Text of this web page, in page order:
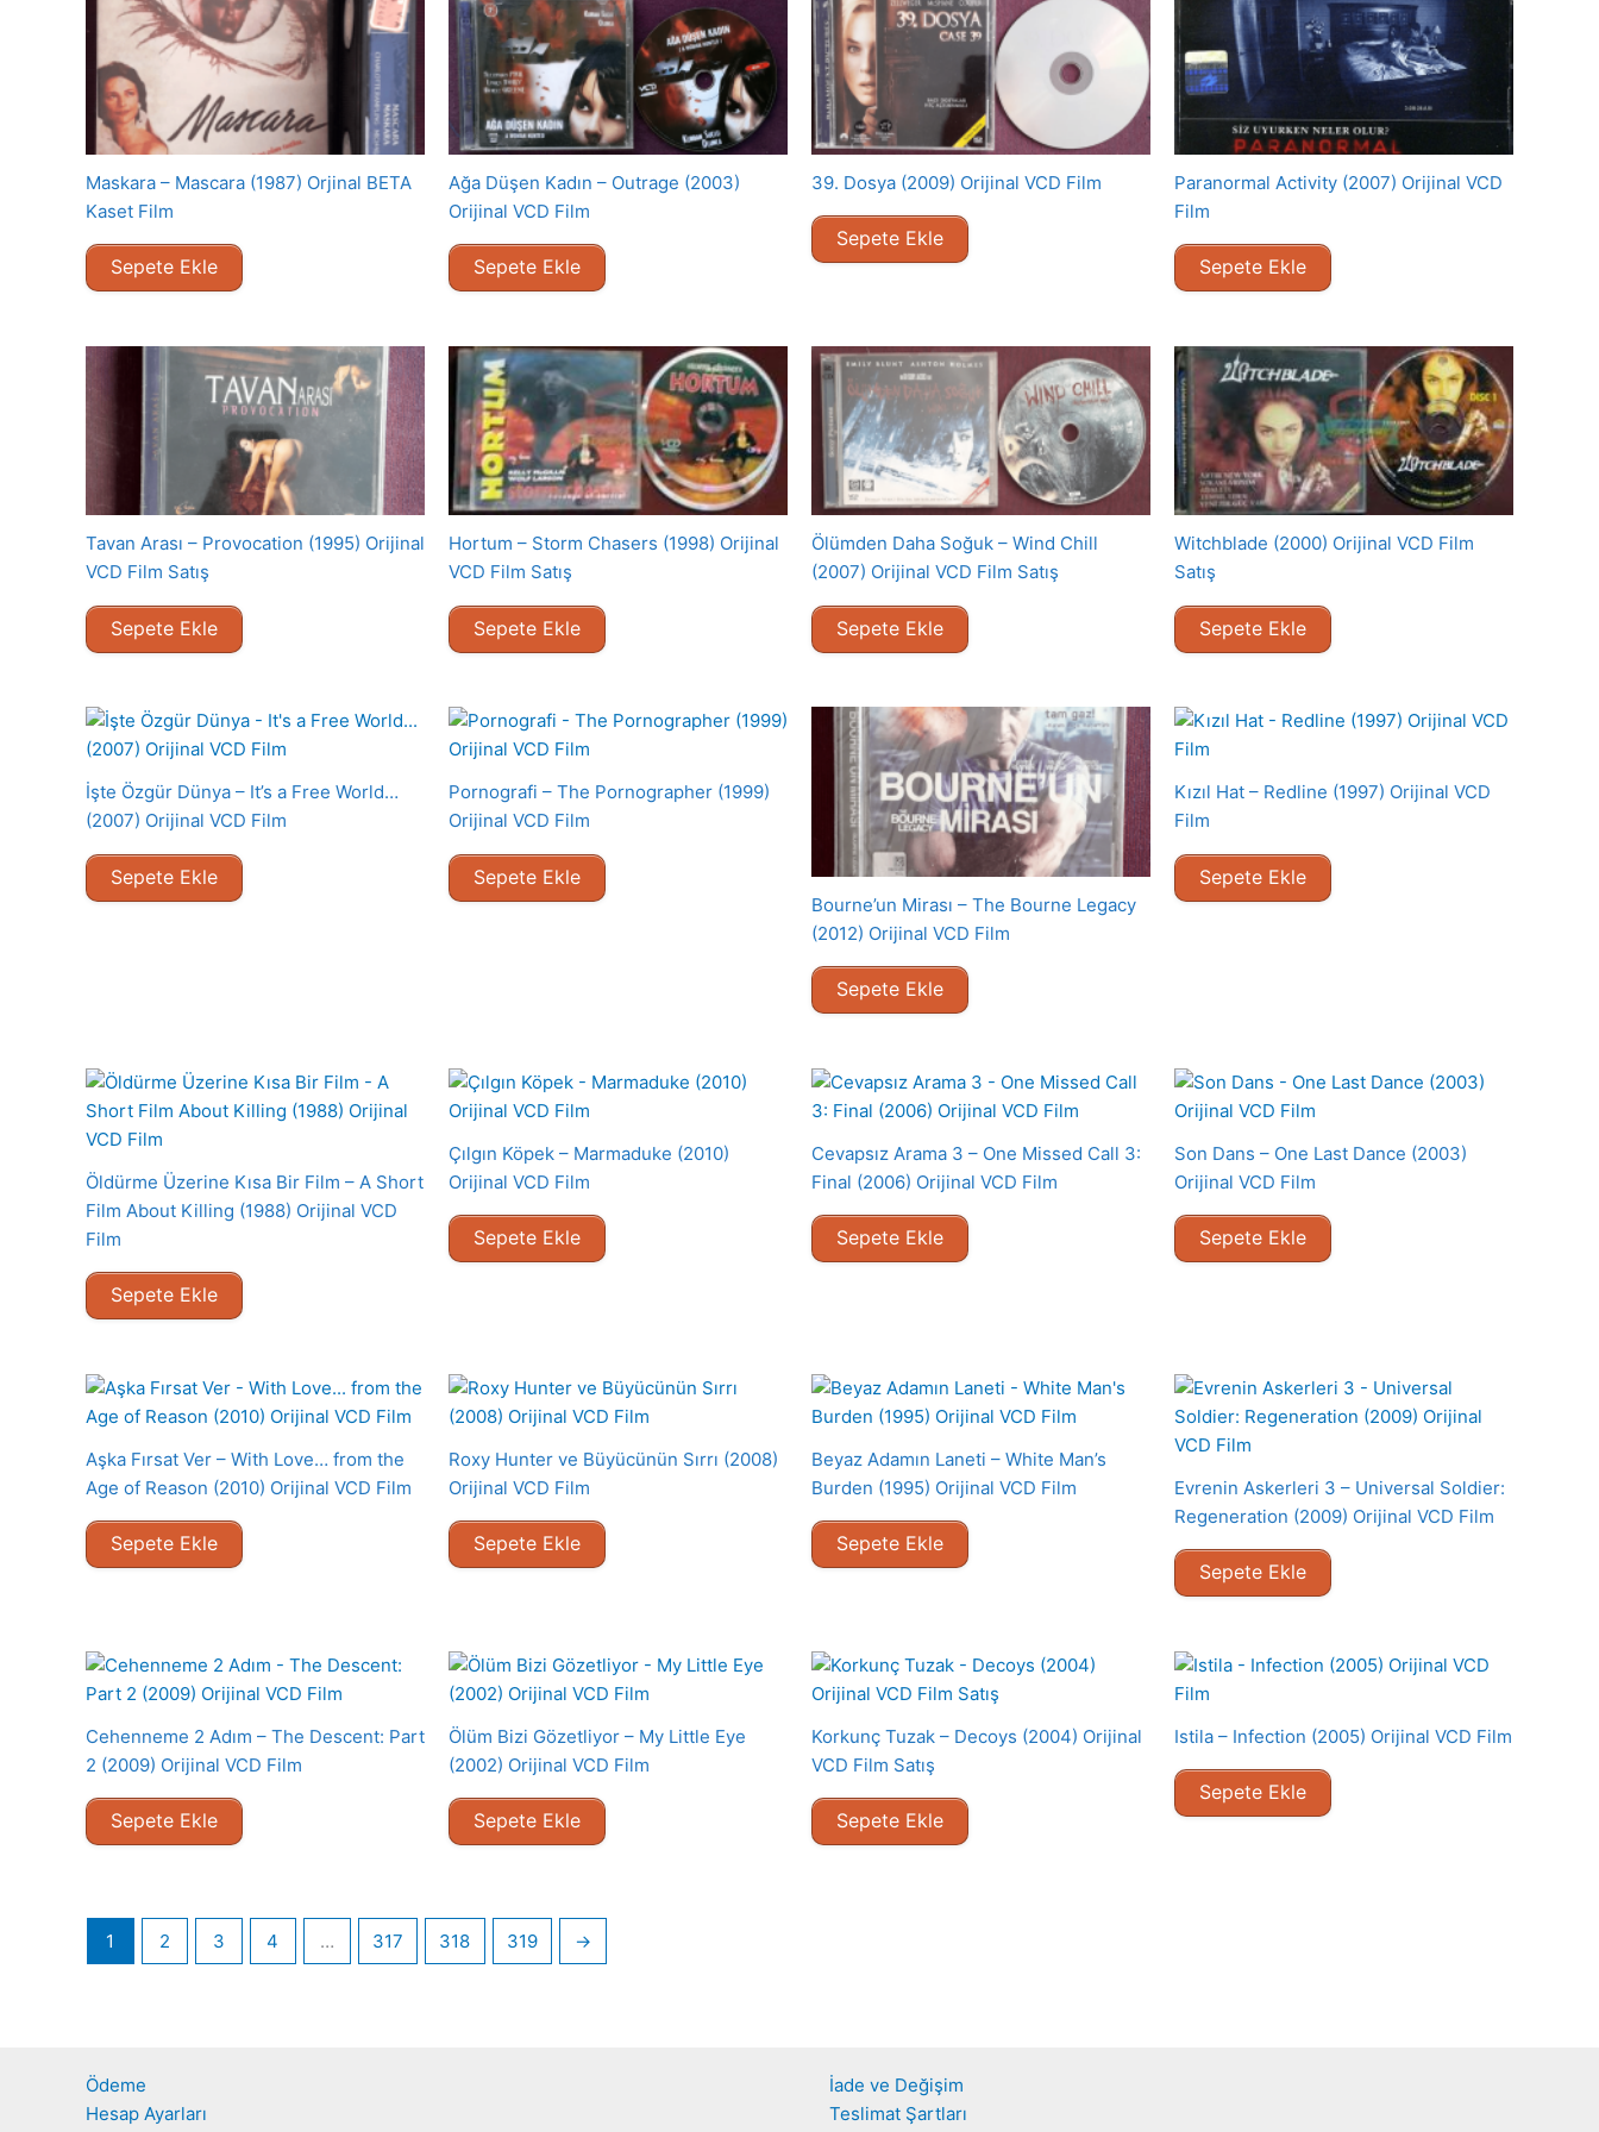
Maskara – Mascara (1987) Orjinal BETA
Kaset Film
Sepete Ekle
Ağa Düşen Kadın – Outrage (2003)
Orijinal VCD Film
Sepete Ekle
39. Dosya (2009) Orijinal VCD Film
Sepete Ekle
Paranormal Activity (2007) Orijinal VCD
Film
Sepete Ekle
Tavan Arası – Provocation (1995) Orijinal
VCD Film Satış
Sepete Ekle
Hortum – Storm Chasers (1998) Orijinal
VCD Film Satış
Sepete Ekle
Ölümden Daha Soğuk – Wind Chill
(2007) Orijinal VCD Film Satış
Sepete Ekle
Witchblade (2000) Orijinal VCD Film
Satış
Sepete Ekle
İşte Özgür Dünya – It’s a Free World…
(2007) Orijinal VCD Film
Sepete Ekle
Pornografi – The Pornographer (1999)
Orijinal VCD Film
Sepete Ekle
Bourne’un Mirası – The Bourne Legacy
(2012) Orijinal VCD Film
Sepete Ekle
Kızıl Hat – Redline (1997) Orijinal VCD
Film
Sepete Ekle
Öldürme Üzerine Kısa Bir Film – A Short
Film About Killing (1988) Orijinal VCD
Film
Sepete Ekle
Çılgın Köpek – Marmaduke (2010)
Orijinal VCD Film
Sepete Ekle
Cevapsız Arama 3 – One Missed Call 3:
Final (2006) Orijinal VCD Film
Sepete Ekle
Son Dans – One Last Dance (2003)
Orijinal VCD Film
Sepete Ekle
Aşka Fırsat Ver – With Love… from the
Age of Reason (2010) Orijinal VCD Film
Sepete Ekle
Roxy Hunter ve Büyücünün Sırrı (2008)
Orijinal VCD Film
Sepete Ekle
Beyaz Adamın Laneti – White Man’s
Burden (1995) Orijinal VCD Film
Sepete Ekle
Evrenin Askerleri 3 – Universal Soldier:
Regeneration (2009) Orijinal VCD Film
Sepete Ekle
Cehenneme 2 Adım – The Descent: Part
2 (2009) Orijinal VCD Film
Sepete Ekle
Ölüm Bizi Gözetliyor – My Little Eye
(2002) Orijinal VCD Film
Sepete Ekle
Korkunç Tuzak – Decoys (2004) Orijinal
VCD Film Satış
Sepete Ekle
Istila – Infection (2005) Orijinal VCD Film
Sepete Ekle
1 2 3 4 … 317 318 319 →
Ödeme
Hesap Ayarları
İade ve Değişim
Teslimat Şartları